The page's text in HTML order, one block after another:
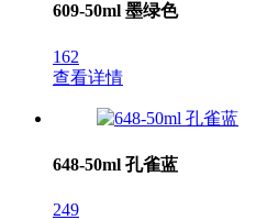
609-50ml 墨绿色
162
查看详情
648-50ml 孔雀蓝
249